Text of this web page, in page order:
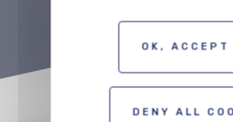
OK, ACCEPT
DENY ALL